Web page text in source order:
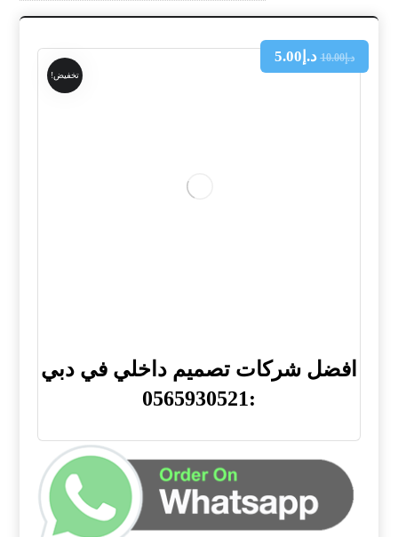
تخفيض!
افضل شركات تصميم داخلي في دبي
:0565930521
د.إ10.00 د.إ 5.00